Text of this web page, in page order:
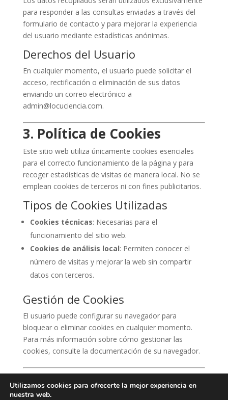
para responder a las consultas enviadas a través del
formulario de contacto y para mejorar la experiencia
del usuario mediante estadísticas anónimas.
Derechos del Usuario
En cualquier momento, el usuario puede solicitar el
acceso, rectificación o eliminación de sus datos
enviando un correo electrónico a
admin@locuciencia.com.
3. Política de Cookies
Este sitio web utiliza únicamente cookies esenciales
para el correcto funcionamiento de la página y para
recoger estadísticas de visitas de manera local. No se
emplean cookies de terceros ni con fines publicitarios.
Tipos de Cookies Utilizadas
Cookies técnicas: Necesarias para el
funcionamiento del sitio web.
Cookies de análisis local: Permiten conocer el
número de visitas y mejorar la web sin compartir
datos con terceros.
Gestión de Cookies
El usuario puede configurar su navegador para
bloquear o eliminar cookies en cualquier momento.
Para más información sobre cómo gestionar las
cookies, consulte la documentación de su navegador.
contactarnos a través del correo electrónico
Utilizamos cookies para ofrecerte la mejor experiencia en
nuestra web.